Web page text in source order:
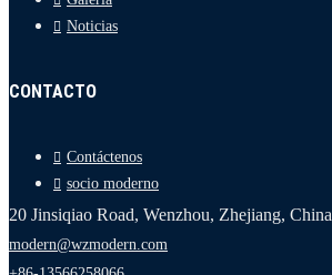
Noticias
CONTACTO
Contáctenos
socio moderno
20 Jinsiqiao Road, Wenzhou, Zhejiang, China
modern@wzmodern.com